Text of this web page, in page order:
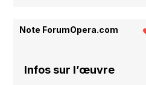
Note ForumOpera.com
Infos sur l’œuvre